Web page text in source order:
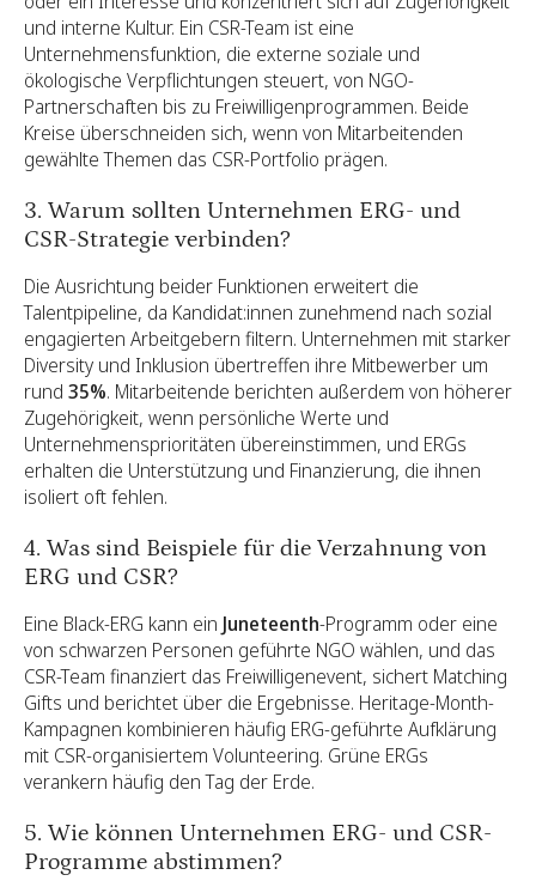
und interne Kultur. Ein CSR-Team ist eine
Unternehmensfunktion, die externe soziale und
ökologische Verpflichtungen steuert, von NGO-
Partnerschaften bis zu Freiwilligenprogrammen. Beide
Kreise überschneiden sich, wenn von Mitarbeitenden
gewählte Themen das CSR-Portfolio prägen.
3. Warum sollten Unternehmen ERG- und
CSR-Strategie verbinden?
Die Ausrichtung beider Funktionen erweitert die
Talentpipeline, da Kandidat:innen zunehmend nach sozial
engagierten Arbeitgebern filtern. Unternehmen mit starker
Diversity und Inklusion übertreffen ihre Mitbewerber um
rund 35%. Mitarbeitende berichten außerdem von höherer
Zugehörigkeit, wenn persönliche Werte und
Unternehmensprioritäten übereinstimmen, und ERGs
erhalten die Unterstützung und Finanzierung, die ihnen
isoliert oft fehlen.
4. Was sind Beispiele für die Verzahnung von
ERG und CSR?
Eine Black-ERG kann ein Juneteenth-Programm oder eine
von schwarzen Personen geführte NGO wählen, und das
CSR-Team finanziert das Freiwilligenevent, sichert Matching
Gifts und berichtet über die Ergebnisse. Heritage-Month-
Kampagnen kombinieren häufig ERG-geführte Aufklärung
mit CSR-organisiertem Volunteering. Grüne ERGs
verankern häufig den Tag der Erde.
5. Wie können Unternehmen ERG- und CSR-
Programme abstimmen?